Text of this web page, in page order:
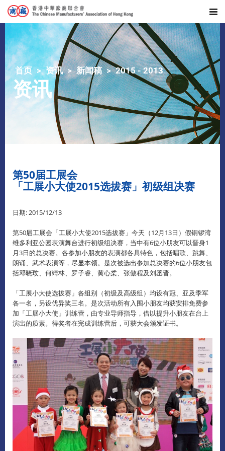
首页 资讯 新闻稿 2015 - 2013
资讯
第50届工展会
「工展小大使2015选拔赛」初级组决赛
日期: 2015/12/13
第50届工展会「工展小大使2015选拔赛」今天（12月13日）假铜锣湾
维多利亚公园表演舞台进行初级组决赛，当中有6位小朋友可以晋身1
月3日的总决赛。 各参加小朋友的表演都各具特色，包括唱歌、跳舞、
朗诵、武术表演等，尽显本领。 是次被选出参加总决赛的6位小朋友包
括邓晓玟、何靖林、罗子睿、黄心柔、张傲程及刘丞晋。
「工展小大使选拔赛」各组别（初级及高级组）均设有冠、亚及季军
各一名，另设优异奖三名。 是次活动所有入围小朋友均获安排免费参
加「工展小大使」训练营，由专业导师指导，借以提升小朋友在台上
演出的质素。 得奖者在完成训练营后，可获大会颁发证书。